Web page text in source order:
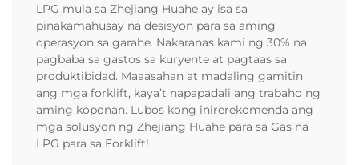
LPG mula sa Zhejiang Huahe ay isa sa
pinakamahusay na desisyon para sa aming
operasyon sa garahe. Nakaranas kami ng 30% na
pagbaba sa gastos sa kuryente at pagtaas sa
produktibidad. Maaasahan at madaling gamitin
ang mga forklift, kaya’t napapadali ang trabaho ng
aming koponan. Lubos kong inirerekomenda ang
mga solusyon ng Zhejiang Huahe para sa Gas na
LPG para sa Forklift!